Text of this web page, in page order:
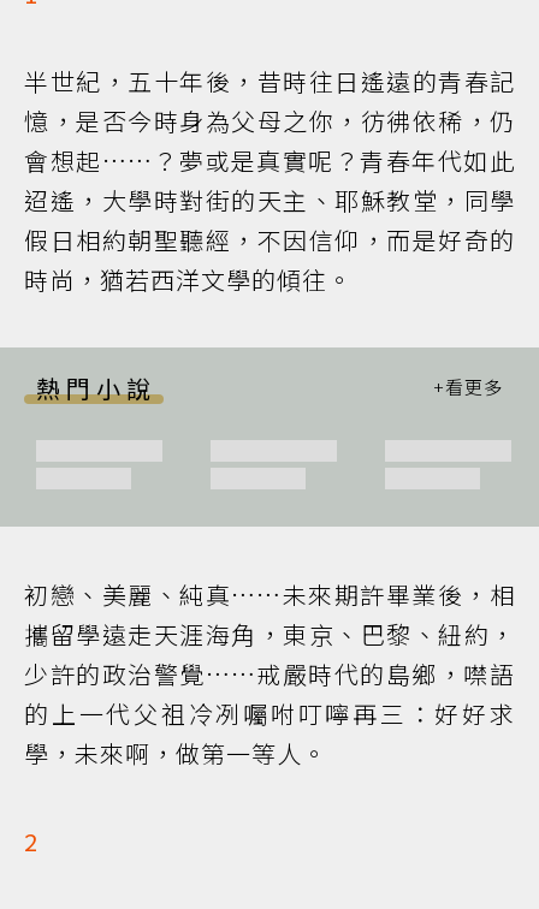
半世紀，五十年後，昔時往日遙遠的青春記
憶，是否今時身為父母之你，彷彿依稀，仍
會想起……？夢或是真實呢？青春年代如此
迢遙，大學時對街的天主、耶穌教堂，同學
假日相約朝聖聽經，不因信仰，而是好奇的
時尚，猶若西洋文學的傾往。
熱門小說
初戀、美麗、純真……未來期許畢業後，相
攜留學遠走天涯海角，東京、巴黎、紐約，
少許的政治警覺……戒嚴時代的島鄉，噤語
的上一代父祖冷冽囑咐叮嚀再三：好好求
學，未來啊，做第一等人。
2